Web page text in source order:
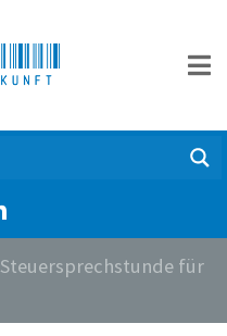
Steuersprechstunde für